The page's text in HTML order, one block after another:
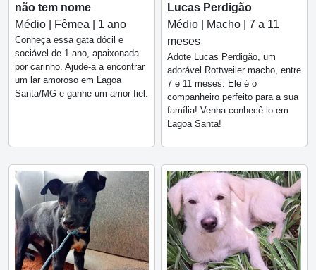
não tem nome
Médio | Fêmea | 1 ano
Conheça essa gata dócil e
sociável de 1 ano, apaixonada
por carinho. Ajude-a a encontrar
um lar amoroso em Lagoa
Santa/MG e ganhe um amor fiel.
Lucas Perdigão
Médio | Macho | 7 a 11
meses
Adote Lucas Perdigão, um
adorável Rottweiler macho, entre
7 e 11 meses. Ele é o
companheiro perfeito para a sua
família! Venha conhecê-lo em
Lagoa Santa!